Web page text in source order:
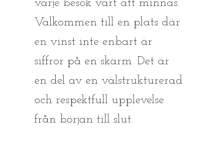
varje besök värt att minnas.
Välkommen till en plats där
en vinst inte enbart är
siffror på en skärm. Det är
en del av en välstrukturerad
och respektfull upplevelse
från början till slut.